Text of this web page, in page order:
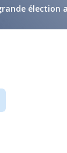
élection